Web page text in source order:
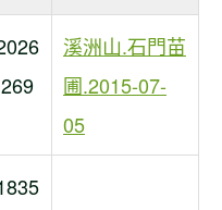
溪洲山.石門苗
圃.2015-07-
05